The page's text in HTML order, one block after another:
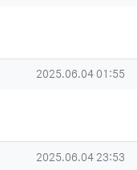
작성일
2025.06.04 01:55
작성일
2025.06.04 23:53